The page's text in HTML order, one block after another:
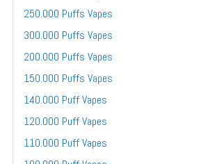
250.000 Puffs Vapes
300.000 Puffs Vapes
200.000 Puffs Vapes
150.000 Puffs Vapes
140.000 Puff Vapes
120.000 Puff Vapes
110.000 Puff Vapes